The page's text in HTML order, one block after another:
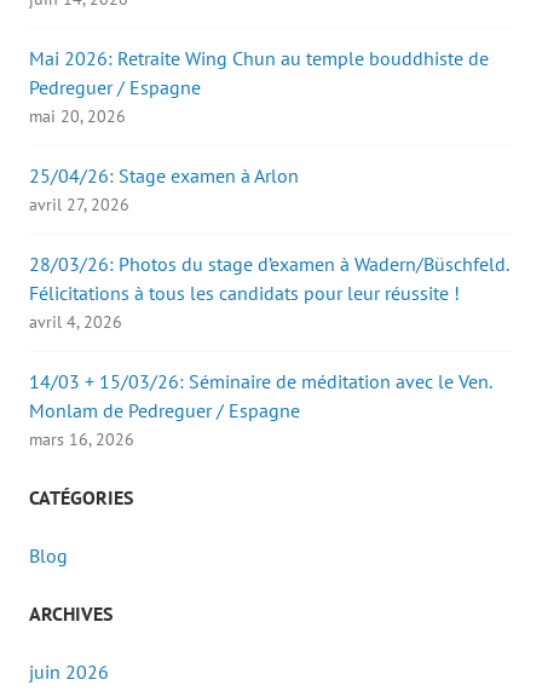
Mai 2026: Retraite Wing Chun au temple bouddhiste de
Pedreguer / Espagne
mai 20, 2026
25/04/26: Stage examen à Arlon
avril 27, 2026
28/03/26: Photos du stage d’examen à Wadern/Büschfeld.
Félicitations à tous les candidats pour leur réussite !
avril 4, 2026
14/03 + 15/03/26: Séminaire de méditation avec le Ven.
Monlam de Pedreguer / Espagne
mars 16, 2026
CATÉGORIES
Blog
ARCHIVES
juin 2026